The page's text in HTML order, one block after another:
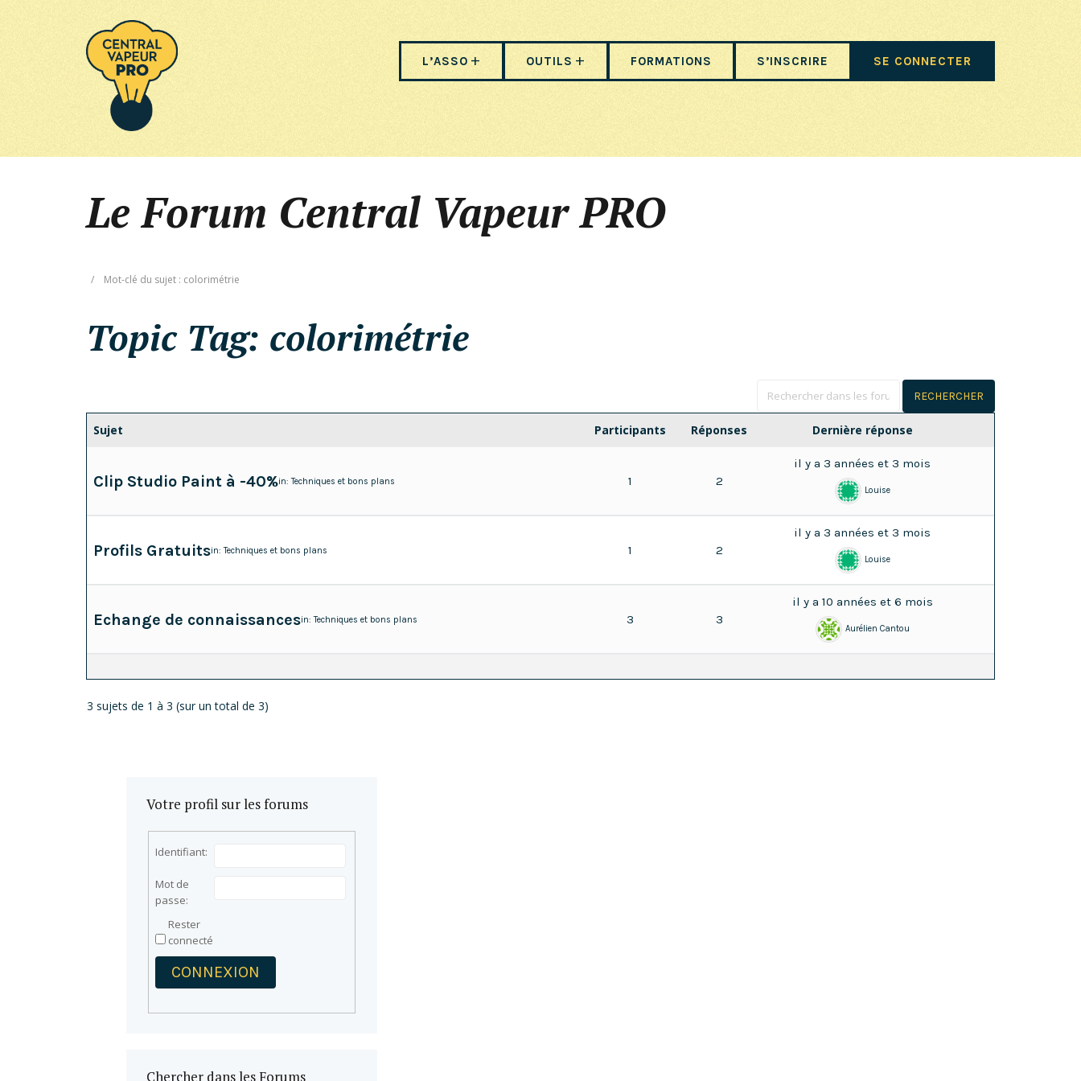
L’ASSO OUTILS FORMATIONS S’INSCRIRE SE CONNECTER
Le Forum Central Vapeur PRO
/ Mot-clé du sujet : colorimétrie
Topic Tag: colorimétrie
Sujet Participants Réponses Dernière réponse
Clip Studio Paint à -40%in:Techniques et bons plans 1 2
il y a 3 années et 3 mois
Louise
Profils Gratuitsin:Techniques et bons plans 1 2
il y a 3 années et 3 mois
Louise
Echange de connaissancesin:Techniques et bons plans 3 3
il y a 10 années et 6 mois
Aurélien Cantou
3 sujets de 1 à 3 (sur un total de 3)
Votre profil sur les forums
Identifiant:
Mot de
passe:
Rester
connecté
CONNEXION
Chercher dans les Forums